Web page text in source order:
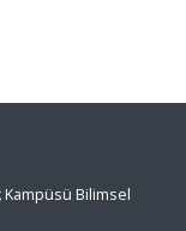
Bilimsel